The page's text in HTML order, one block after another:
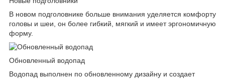
В новом подголовнике больше внимания уделяется комфорту
головы и шеи, он более гибкий, мягкий и имеет эргономичную
форму.
Обновленный водопад
Водопад выполнен по обновленному дизайну и создает